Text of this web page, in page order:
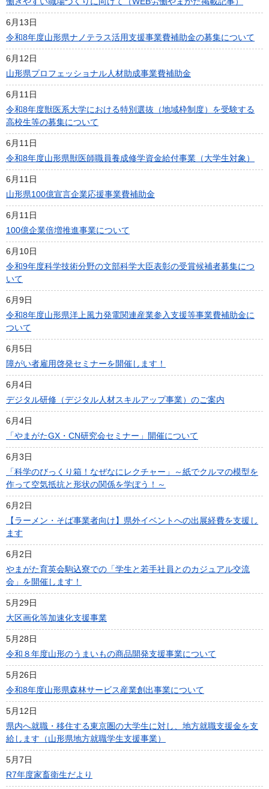
6月13日
令和8年度山形県ナノテラス活用支援事業費補助金の募集について
6月12日
山形県プロフェッショナル人材助成事業費補助金
6月11日
令和8年度獣医系大学における特別選抜（地域枠制度）を受験する
高校生等の募集について
6月11日
令和8年度山形県獣医師職員養成修学資金給付事業（大学生対象）
6月11日
山形県100億宣言企業応援事業費補助金
6月11日
100億企業倍増推進事業について
6月10日
令和9年度科学技術分野の文部科学大臣表彰の受賞候補者募集につ
いて
6月9日
令和8年度山形県洋上風力発電関連産業参入支援等事業費補助金に
ついて
6月5日
障がい者雇用啓発セミナーを開催します！
6月4日
デジタル研修（デジタル人材スキルアップ事業）のご案内
6月4日
「やまがたGX・CN研究会セミナー」開催について
6月3日
「科学のびっくり箱！なぜなにレクチャー」～紙でクルマの模型を
作って空気抵抗と形状の関係を学ぼう！～
6月2日
【ラーメン・そば事業者向け】県外イベントへの出展経費を支援し
ます
6月2日
やまがた育英会駒込寮での「学生と若手社員とのカジュアル交流
会」を開催します！
5月29日
大区画化等加速化支援事業
5月28日
令和８年度山形のうまいもの商品開発支援事業について
5月26日
令和8年度山形県森林サービス産業創出事業について
5月12日
県内へ就職・移住する東京圏の大学生に対し、地方就職支援金を支
給します（山形県地方就職学生支援事業）
5月7日
R7年度家畜衛生だより